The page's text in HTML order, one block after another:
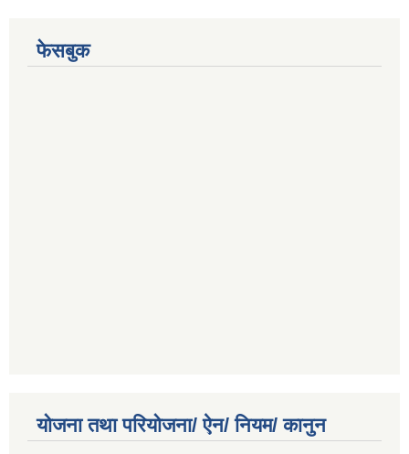
फेसबुक
योजना तथा परियोजना/ ऐन/ नियम/ कानुन